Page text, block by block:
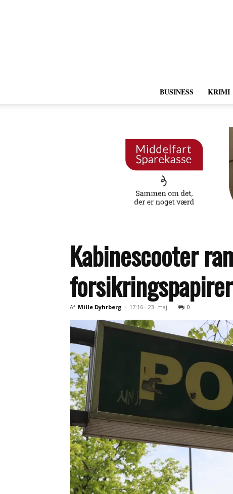
BUSINESS KRIMI
Kabinescooter
Af Mille Dyhrberg - 17:16 - 23. maj 0